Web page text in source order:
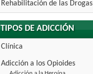
Rehabilitación de las Drogas
TIPOS DE ADICCIÓN
Clínica
Adicción a los Opioides